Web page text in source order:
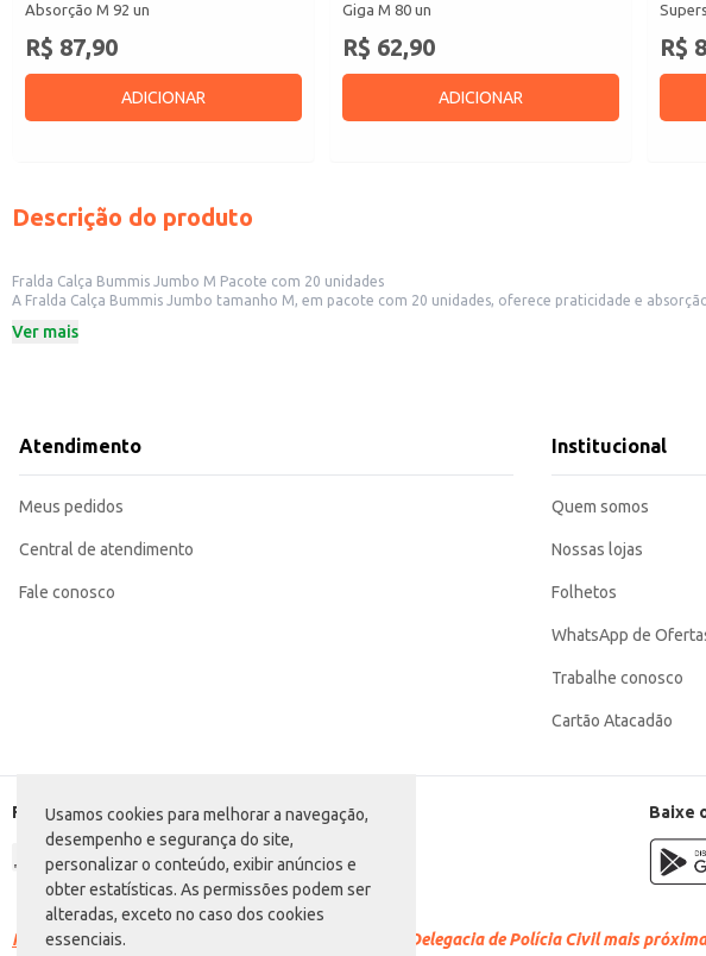
Usamos cookies para melhorar a navegação,
desempenho e segurança do site,
personalizar o conteúdo, exibir anúncios e
obter estatísticas. As permissões podem ser
alteradas, exceto no caso dos cookies
essenciais.
Absorção M 92 un
R$ 87,90
ADICIONAR
Giga M 80 un
R$ 62,90
ADICIONAR
R$
Descrição do produto
Fralda Calça Bummis Jumbo M Pacote com 20 unidades
A Fralda Calça Bummis Jumbo tamanho M, em pacote com 20 unidades, oferece praticidade e absorção para o dia a dia. Ideal para revenda em farmácias, supermercados e lojas de produtos
Dicas de uso:
Marca: Bummis
Departamento: Higiene e perfumaria
Conteúdo: 20 unidades
Ver mais
Atendimento
Meus pedidos
Central de atendimento
Fale conosco
Institucional
Quem somos
Nossas lojas
Folhetos
WhatsApp de
Trabalhe conosco
Cartão Atacadão
Formas de pagamento Baixe
Racismo é crime. Denuncie. Disque 100 ou procure a Delegacia de Polícia Civil mais